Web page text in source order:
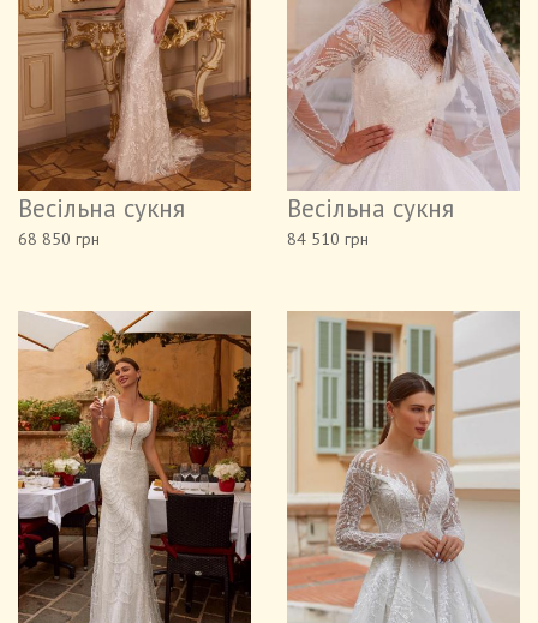
Весільна сукня
68 850 грн
Весільна сукня
84 510 грн